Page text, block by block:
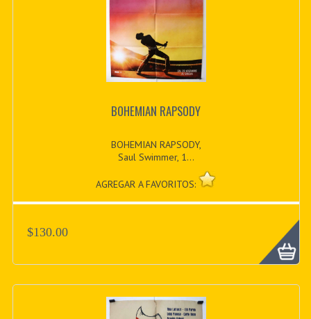
BOHEMIAN RAPSODY
BOHEMIAN RAPSODY,
Saul Swimmer, 1...
AGREGAR A FAVORITOS:
$130.00